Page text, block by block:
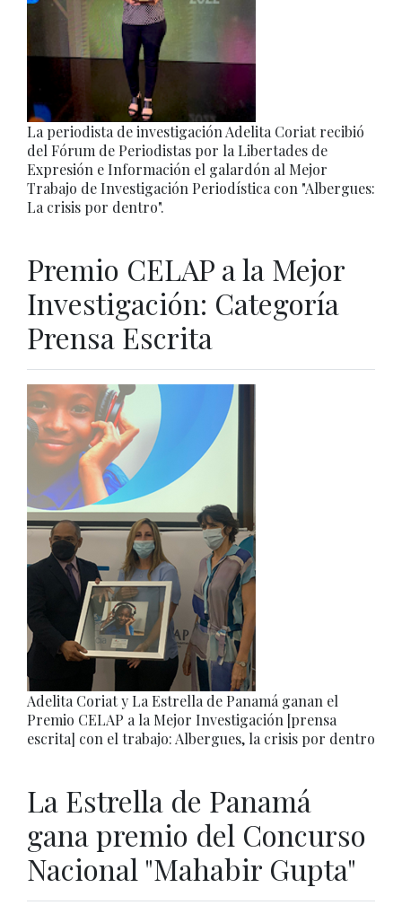
La periodista de investigación Adelita Coriat recibió
del Fórum de Periodistas por la Libertades de
Expresión e Información el galardón al Mejor
Trabajo de Investigación Periodística con "Albergues:
La crisis por dentro".
Premio CELAP a la Mejor
Investigación: Categoría
Prensa Escrita
Adelita Coriat y La Estrella de Panamá ganan el
Premio CELAP a la Mejor Investigación [prensa
escrita] con el trabajo: Albergues, la crisis por dentro
La Estrella de Panamá
gana premio del Concurso
Nacional "Mahabir Gupta"